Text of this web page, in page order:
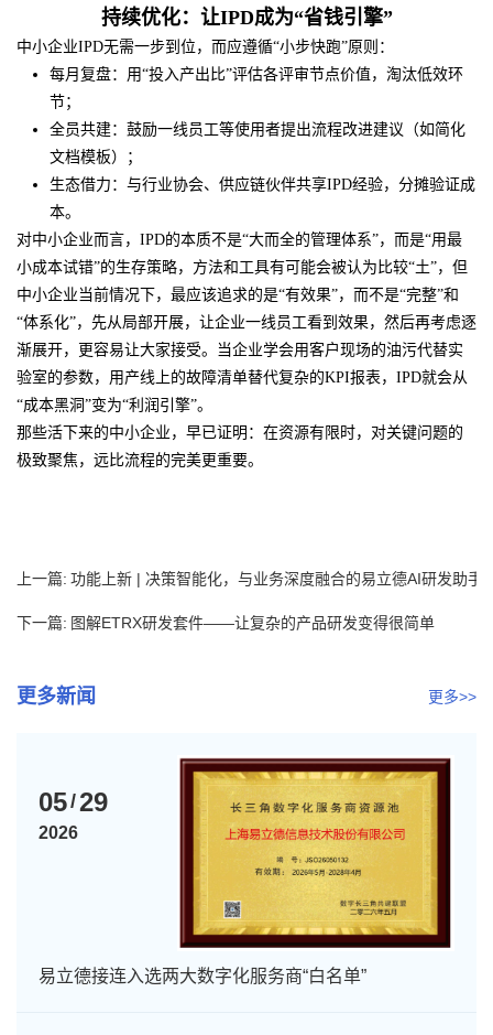
持续优化：让IPD成为“省钱引擎”
中小企业IPD无需一步到位，而应遵循“小步快跑”原则：
每月复盘：用“投入产出比”评估各评审节点价值，淘汰低效环
节；
全员共建：鼓励一线员工等使用者提出流程改进建议（如简化
文档模板）；
生态借力：与行业协会、供应链伙伴共享IPD经验，分摊验证成
本。
对中小企业而言，IPD的本质不是“大而全的管理体系”，而是“用最
小成本试错”的生存策略，方法和工具有可能会被认为比较“土”，但
中小企业当前情况下，最应该追求的是“有效果”，而不是“完整”和
“体系化”，先从局部开展，让企业一线员工看到效果，然后再考虑逐
渐展开，更容易让大家接受。当企业学会用客户现场的油污代替实
验室的参数，用产线上的故障清单替代复杂的KPI报表，IPD就会从
“成本黑洞”变为“利润引擎”。
那些活下来的中小企业，早已证明：在资源有限时，对关键问题的
极致聚焦，远比流程的完美更重要。
上一篇: 功能上新 | 决策智能化，与业务深度融合的易立德AI研发助手
下一篇: 图解ETRX研发套件——让复杂的产品研发变得很简单
更多新闻 更多>>
05/29
2026
易立德接连入选两大数字化服务商“白名单”